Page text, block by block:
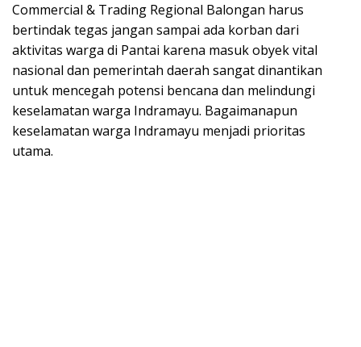
Commercial & Trading Regional Balongan harus
bertindak tegas jangan sampai ada korban dari
aktivitas warga di Pantai karena masuk obyek vital
nasional dan pemerintah daerah sangat dinantikan
untuk mencegah potensi bencana dan melindungi
keselamatan warga Indramayu. Bagaimanapun
keselamatan warga Indramayu menjadi prioritas
utama.